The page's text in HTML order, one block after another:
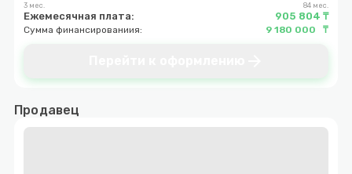
3 мес. 84 мес.
Ежемесячная плата: 905 804 ₸
Сумма финансированиия: 9 180 000 ₸
Продавец